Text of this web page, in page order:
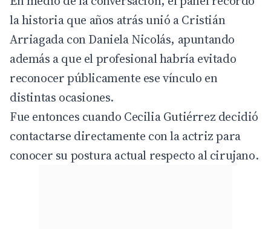
la historia que años atrás unió a Cristián
Arriagada con Daniela Nicolás, apuntando
además a que el profesional habría evitado
reconocer públicamente ese vínculo en
distintas ocasiones.
Fue entonces cuando Cecilia Gutiérrez decidió
contactarse directamente con la actriz para
conocer su postura actual respecto al cirujano.